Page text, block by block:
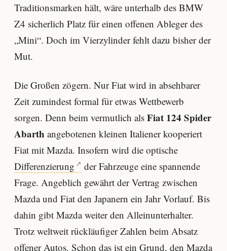
Traditionsmarken hält, wäre unterhalb des BMW
Z4 sicherlich Platz für einen offenen Ableger des
„Mini“. Doch im Vierzylinder fehlt dazu bisher der
Mut.
Die Großen zögern. Nur Fiat wird in absehbarer
Zeit zumindest formal für etwas Wettbewerb
sorgen. Denn beim vermutlich als Fiat 124 Spider
Abarth angebotenen kleinen Italiener kooperiert
Fiat mit Mazda. Insofern wird die optische
Differenzierung
der Fahrzeuge eine spannende
Frage. Angeblich gewährt der Vertrag zwischen
Mazda und Fiat den Japanern ein Jahr Vorlauf. Bis
dahin gibt Mazda weiter den Alleinunterhalter.
Trotz weltweit rückläufiger Zahlen beim Absatz
offener Autos. Schon das ist ein Grund, den Mazda